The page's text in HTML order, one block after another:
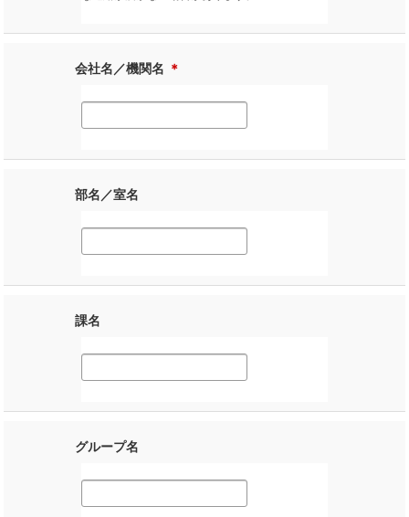
会社名／機関名 ＊
部名／室名
課名
グループ名